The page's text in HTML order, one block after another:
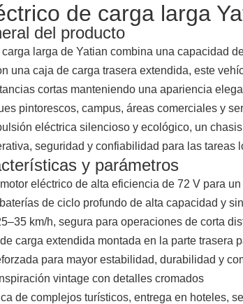
de carga larga
del producto
larga de Yatian combina una capacidad
una caja de carga trasera extendida, este
cortas manteniendo una apariencia
pintorescos, campus, áreas comerciales y
eléctrica silencioso y ecológico, un
seguridad y confiabilidad para las tareas
y parámetros
eléctrico de alta eficiencia de 72 V para
de ciclo profundo de alta capacidad y
km/h, segura para operaciones de corta
carga extendida montada en la parte trasera
para mayor estabilidad, durabilidad y
vintage con detalles cromados
de complejos turísticos, entrega en hoteles,